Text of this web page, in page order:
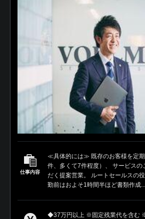
仕事内容
≪具体的には≫ 既存のお客様を定
件、多くて7件程度）、 サービスの
だく提案営業。 ルートセールスの
勤前はおよそ1時間半ほど書類作成...
◆37万円以上 ※固定残業代を含む